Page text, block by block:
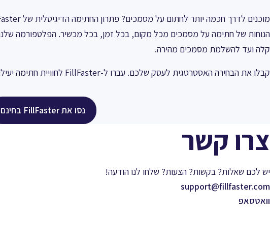
הנוחות של חתימה על מסמכים מכל מקום, בכל זמן, בכל מכשיר. הפלטפורמה
קלה ועד להשלמת מסמכים מהירה.
קבלו את הבחירה האסטרטגית לעסק שלכם. עברו ל-FillFaster לחוויית חתימה יעילה, מאובטחת ומודרנית יותר.
נסו את FillFaster בחינם
צרו קשר
יש לכם שאלות? בקשות? הצעות? שלחו לנו הודעה!
support@fillfaster.com
וואטסאפ